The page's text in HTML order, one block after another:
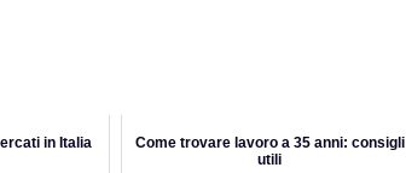
in Italia
Come trovare lavoro a 35 anni: consigli
utili